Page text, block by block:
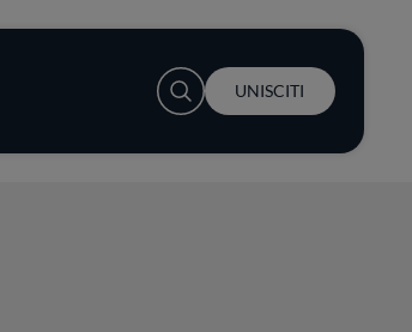
User account menu
UNISCITI